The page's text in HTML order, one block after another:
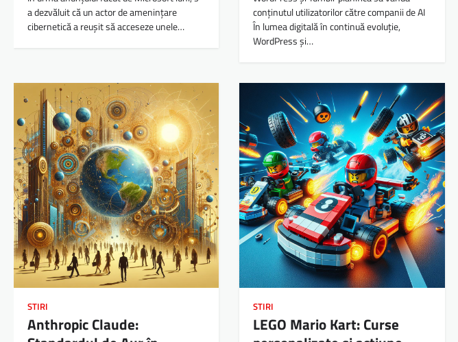
a dezvăluit că un actor de amenințare
cibernetică a reușit să acceseze unele…
conținutul utilizatorilor către companii de AI
În lumea digitală în continuă evoluție,
WordPress și…
STIRI
Anthropic Claude:
STIRI
LEGO Mario Kart: Curse